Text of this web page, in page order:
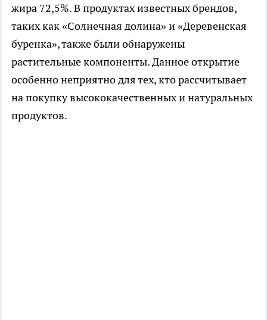
жира 72,5%. В продуктах известных брендов,
таких как «Солнечная долина» и «Деревенская
буренка», также были обнаружены
растительные компоненты. Данное открытие
особенно неприятно для тех, кто рассчитывает
на покупку высококачественных и натуральных
продуктов.